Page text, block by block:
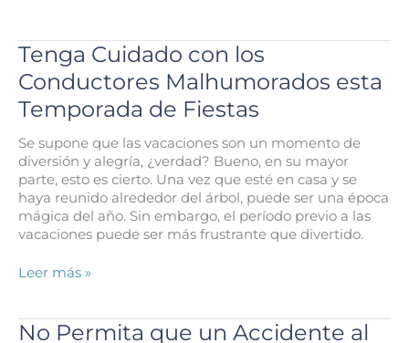
Houston
ven
más
Accidentes
Automovilísticos
en
esta
época
del
Año
Tenga Cuidado con los
Conductores Malhumorados esta
Temporada de Fiestas
Se supone que las vacaciones son un momento de
diversión y alegría, ¿verdad? Bueno, en su mayor
parte, esto es cierto. Una vez que esté en casa y se
haya reunido alrededor del árbol, puede ser una época
mágica del año. Sin embargo, el período previo a las
vacaciones puede ser más frustrante que divertido.
Tenga
los
Leer más »
No Permita que un Accidente al